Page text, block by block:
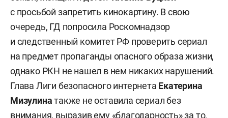
с просьбой запретить кинокартину. В свою
очередь, ГД попросила Роскомнадзор
и следственный комитет РФ проверить сериал
на предмет пропаганды опасного образа жизни,
однако РКН не нашел в нем никаких нарушений.
Глава Лиги безопасного интернета Екатерина
Мизулинатакже не оставила сериал без
внимания, выразив ему «благодарность» за то,